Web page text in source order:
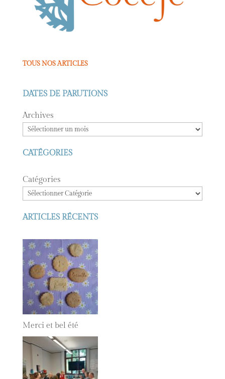
TOUS NOS ARTICLES
DATES DE PARUTIONS
Archives
CATÉGORIES
Catégories
ARTICLES RÉCENTS
Merci et bel été